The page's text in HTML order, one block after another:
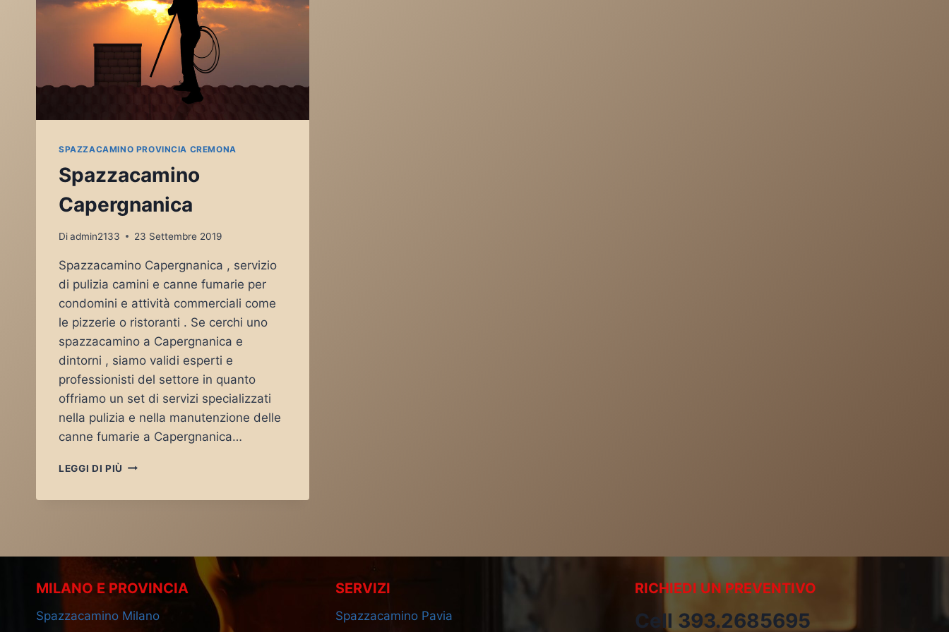
SPAZZACAMINO PROVINCIA CREMONA
Spazzacamino
Capergnanica
Diadmin2133 23 Settembre 2019
Spazzacamino Capergnanica , servizio
di pulizia camini e canne fumarie per
condomini e attività commerciali come
le pizzerie o ristoranti . Se cerchi uno
spazzacamino a Capergnanica e
dintorni , siamo validi esperti e
professionisti del settore in quanto
offriamo un set di servizi specializzati
nella pulizia e nella manutenzione delle
canne fumarie a Capergnanica…
LEGGI DI PIÙ SPAZZACAMINO
MILANO E PROVINCIA
Spazzacamino Milano
SERVIZI
Spazzacamino Pavia
RICHIEDI UN PREVENTIVO
Cell 393.2685695